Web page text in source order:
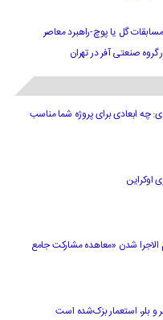
گل یا پوچ-راهبرد معاصر
گروه صنعتی آفر در تهران
چه ابعادی برای پروژه شما مناسب
اوکراین
الاجرا شدن «معاهده مشارکت جامع
و بلر، استعمار بزک‌شده است